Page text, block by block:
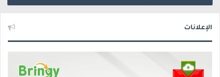
الإعلانات